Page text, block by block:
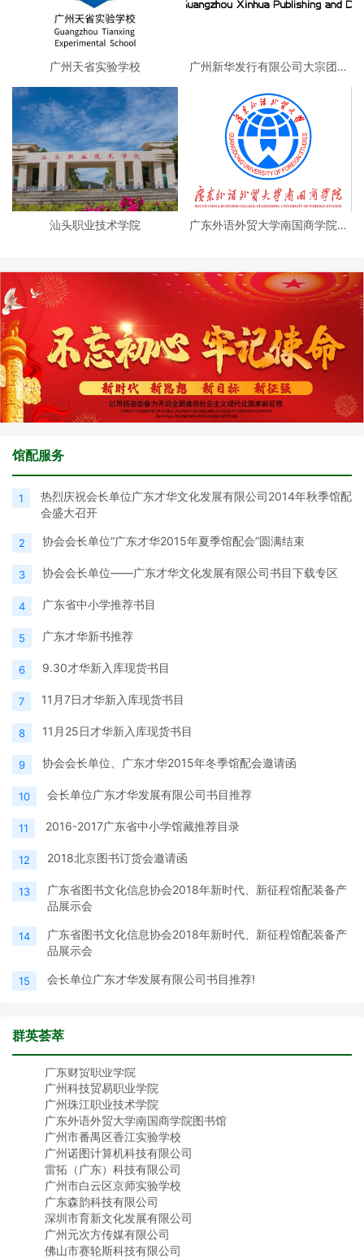
广州天省实验学校
广州新华发行有限公司大宗团购
汕头职业技术学院
广东外语外贸大学南国商学院图
馆配服务
1
热烈庆祝会长单位广东才华文化发展有限公司2014年秋季馆配
会盛大召开
2 协会会长单位“广东才华2015年夏季馆配会”圆满结束
3 协会会长单位——广东才华文化发展有限公司书目下载专区
4 广东省中小学推荐书目
5 广东才华新书推荐
6 9.30才华新入库现货书目
7 11月7日才华新入库现货书目
8 11月25日才华新入库现货书目
9 协会会长单位、广东才华2015年冬季馆配会邀请函
10 会长单位广东才华发展有限公司书目推荐
11 2016-2017广东省中小学馆藏推荐目录
12 2018北京图书订货会邀请函
13
广东省图书文化信息协会2018年新时代、新征程馆配装备产
品展示会
14
广东省图书文化信息协会2018年新时代、新征程馆配装备产
品展示会
15 会长单位广东才华发展有限公司书目推荐!
群英荟萃
名誉会长（排名不分先后）
陈传誉 李 凭 李明华 游清泉
邓祖选 杨芹溪 谭元亨 詹天庠
姚广耀 李 奇
会长：聂道良
理事单位（按申请时间排序，排名不分先后）
胡一（广州）科技有限公司
广东财贸职业学院
广州珠江职业技术学院
广东外语外贸大学南国商学院图书馆
广州市番禺区香江实验学校
广州诺图计算机科技有限公司
雷拓（广东）科技有限公司
广州市白云区京师实验学校
广东森韵科技有限公司
深圳市育新文化发展有限公司
广州元次方传媒有限公司
佛山市赛轮斯科技有限公司
广州亿达创新科技有限公司